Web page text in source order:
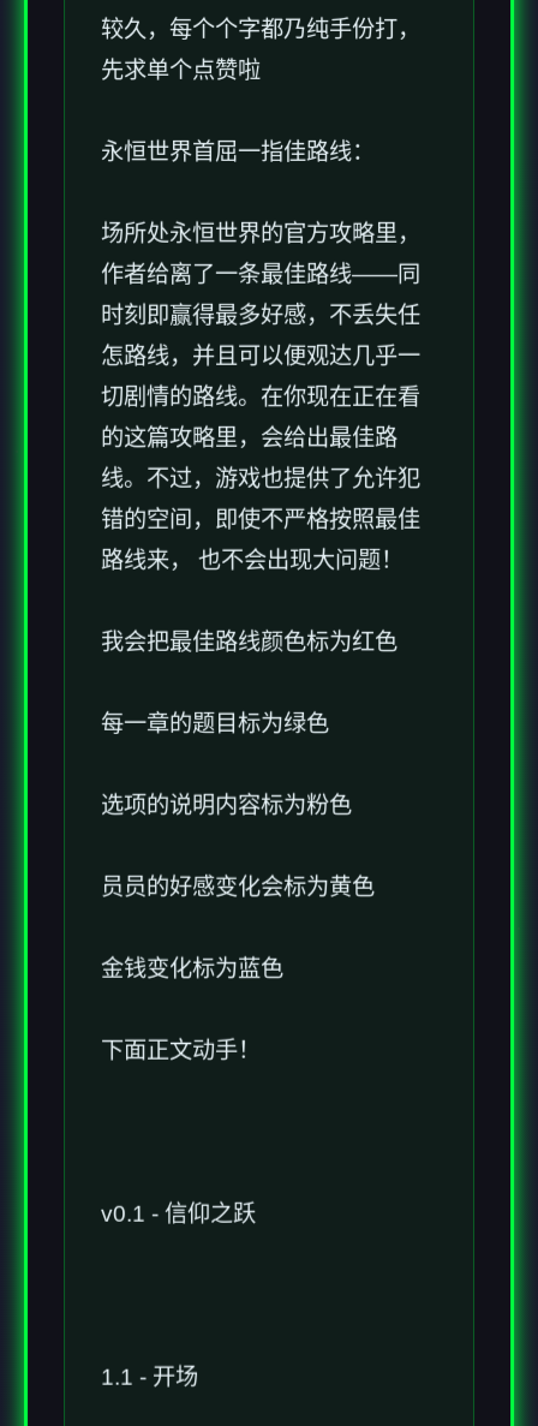
较久，每个个字都乃纯手份打，
先求单个点赞啦
永恒世界首屈一指佳路线：
场所处永恒世界的官方攻略里，
作者给离了一条最佳路线——同
时刻即赢得最多好感，不丢失任
怎路线，并且可以便观达几乎一
切剧情的路线。在你现在正在看
的这篇攻略里，会给出最佳路
线。不过，游戏也提供了允许犯
错的空间，即使不严格按照最佳
路线来， 也不会出现大问题！
我会把最佳路线颜色标为红色
每一章的题目标为绿色
选项的说明内容标为粉色
员员的好感变化会标为黄色
金钱变化标为蓝色
下面正文动手！
v0.1 - 信仰之跃
1.1 - 开场